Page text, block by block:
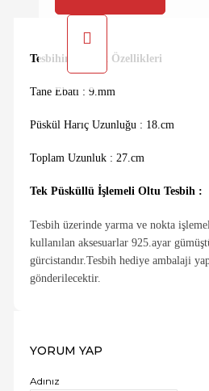
Tesbihin Teknik Özellikleri
Tane Ebatı : 9.mm
Püskül Harıç Uzunluğu : 18.cm
Toplam Uzunluk : 27.cm
Tek Püsküllü İşlemeli Oltu Tesbih :
Tesbih üzerinde yarma ve nokta
kullanılan aksesuarlar 925.ayar
gürcistandır.Tesbih hediye ambalaji
gönderilecektir.
YORUM YAP
Adınız